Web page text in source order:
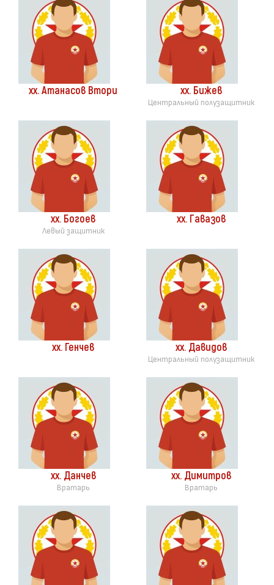
хх. Атанасов Втори хх. Бижев
Центральный полузащитник
хх. Богоев
Левый защитник
хх. Гавазов
хх. Генчев хх. Давидов
Центральный полузащитник
хх. Данчев
Вратарь
хх. Димитров
Вратарь